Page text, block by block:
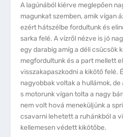
A lagúnából kiérve meglepően
magunkat szemben, amik vígan
ezért hátszélbe fordultunk és
sarka felé. A vízről nézve is jó
egy darabig amíg a déli csücsök
megfordultunk és a part mellett
visszakapaszkodni a kikötő felé.
nagyobbak voltak a hullámok, de
s motorunk vígan tolta a nagy
nem volt hová meneküljünk a
csavarni lehetett a ruhánkból a
kellemesen védett kikötőbe.